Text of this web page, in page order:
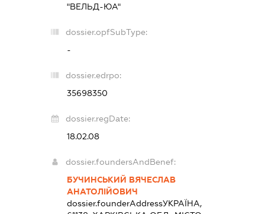
"ВЕЛЬД-ЮА"
dossier.opfSubType:
-
dossier.edrpo:
35698350
dossier.regDate:
18.02.08
dossier.foundersAndBenef:
БУЧИНСЬКИЙ ВЯЧЕСЛАВ
АНАТОЛІЙОВИЧ
dossier.founderAddressУКРАЇНА,